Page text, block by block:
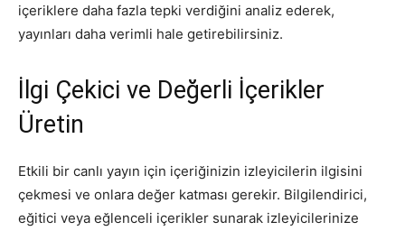
içeriklere daha fazla tepki verdiğini analiz ederek,
yayınları daha verimli hale getirebilirsiniz.
İlgi Çekici ve Değerli İçerikler
Üretin
Etkili bir canlı yayın için içeriğinizin izleyicilerin ilgisini
çekmesi ve onlara değer katması gerekir. Bilgilendirici,
eğitici veya eğlenceli içerikler sunarak izleyicilerinize